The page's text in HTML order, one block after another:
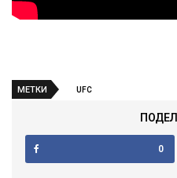
МЕТКИ UFC
0